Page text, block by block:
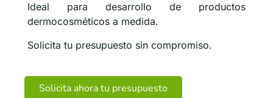
Ideal para desarrollo de productos
dermocosméticos a medida.
Solicita tu presupuesto sin compromiso.
Solicita ahora tu presupuesto